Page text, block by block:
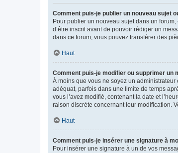
Comment puis-je publier un nouveau sujet
Pour publier un nouveau sujet dans un
d’être inscrit avant de pouvoir rédiger un
dans ce forum, vous pouvez transférer des
Haut
Comment puis-je modifier ou supprimer un
À moins que vous ne soyez un
adéquat, parfois dans une limite de temps
vous l’avez modifié, contenant la date et
raison discrète concernant leur modification.
Haut
Comment puis-je insérer une signature à
Pour insérer une signature à un de vos